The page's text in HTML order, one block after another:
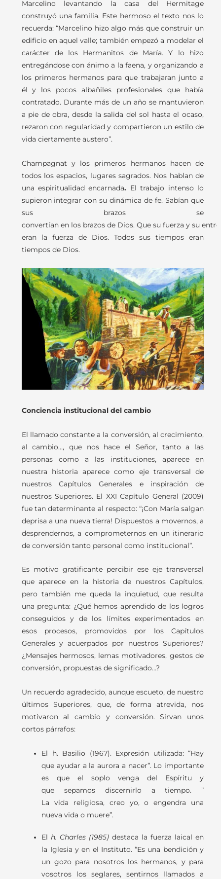
Marcelino levantando la casa del Hermitage
construyó una familia. Este hermoso el texto nos lo
recuerda: “Marcelino hizo algo más que construir un
edificio en aquel valle; también empezó a modelar el
carácter de los Hermanitos de María. Y lo hizo
entregándose con ánimo a la faena, y organizando a
los primeros hermanos para que trabajaran junto a
él y los pocos albañiles profesionales que había
contratado. Durante más de un año se mantuvieron
a pie de obra, desde la salida del sol hasta el ocaso,
rezaron con regularidad y compartieron un estilo de
vida ciertamente austero”.
Champagnat y los primeros hermanos hacen de
todos los espacios, lugares sagrados. Nos hablan de
una espiritualidad encarnada. El trabajo intenso lo
supieron integrar con su dinámica de fe. Sabían que
sus brazos se
convertían en los brazos de Dios. Que su fuerza y su
eran la fuerza de Dios. Todos sus tiempos eran
tiempos de Dios.
Conciencia institucional del cambio
El llamado constante a la conversión, al crecimiento,
al cambio…, que nos hace el Señor, tanto a las
personas como a las instituciones, aparece en
nuestra historia aparece como eje transversal de
nuestros Capítulos Generales e inspiración de
nuestros Superiores. El XXI Capítulo General (2009)
fue tan determinante al respecto: “¡Con María salgan
deprisa a una nueva tierra! Dispuestos a movernos, a
desprendernos, a comprometernos en un itinerario
de conversión tanto personal como institucional”.
Es motivo gratificante percibir ese eje transversal
que aparece en la historia de nuestros Capítulos,
pero también me queda la inquietud, que resulta
una pregunta: ¿Qué hemos aprendido de los logros
conseguidos y de los límites experimentados en
esos procesos, promovidos por los Capítulos
Generales y acuerpados por nuestros Superiores?
¿Mensajes hermosos, lemas motivadores, gestos de
conversión, propuestas de significado…?
Un recuerdo agradecido, aunque escueto, de nuestro
últimos Superiores, que, de forma atrevida, nos
motivaron al cambio y conversión. Sirvan unos
cortos párrafos:
El h. Basilio (1967). Expresión utilizada:“Hay
queayudar a laaurora a nacer”. Lo importante
es que
el soplo venga del Espíritu y
que
sepamos discernirlo a tiempo.”
La vida
religiosa, creo yo, o engendra una
nueva vida o muere”.
Elh. Charles (1985)destaca la fuerza laical en
la Iglesia y en el Instituto. “Es una bendición y
un gozo para nosotros los hermanos, y para
vosotros los seglares, sentirnos llamados a